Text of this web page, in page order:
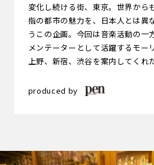
変化し続ける街、東京。世界から
指の都市の魅力を、日本人とは異
うこの企画。今回は音楽活動の一
メンテーターとして活躍するモー
上野、新宿、渋谷を案内してくれた
produced by